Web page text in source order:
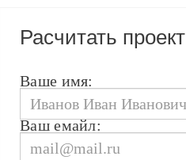
Расчитать проект
Ваше имя:
Ваш емайл: